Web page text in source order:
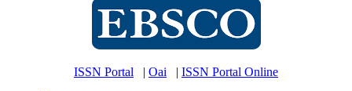
ISSN Portal | Oai | ISSN Portal Online